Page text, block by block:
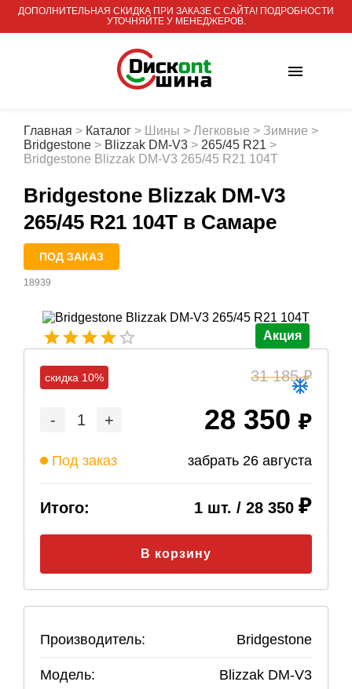
ДОПОЛНИТЕЛЬНАЯ СКИДКА ПРИ ЗАКАЗЕ С САЙТА! ПОДРОБНОСТИ
УТОЧНЯЙТЕ У МЕНЕДЖЕРОВ.
Главная > Каталог > Шины > Легковые > Зимние >
Bridgestone > Blizzak DM-V3 > 265/45 R21 >
Bridgestone Blizzak DM-V3 265/45 R21 104T
Bridgestone Blizzak DM-V3
265/45 R21 104T в Самаре
ПОД ЗАКАЗ
18939
Акция
скидка 10% 31 185
- 1 + 28 350
Под заказ забрать 26 августа
Итого: 1 шт. / 28 350
В корзину
Производитель: Bridgestone
Модель: Blizzak DM-V3